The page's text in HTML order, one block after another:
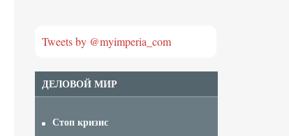
Tweets by @myimperia_com
ДЕЛОВОЙ МИР
Стоп кризис